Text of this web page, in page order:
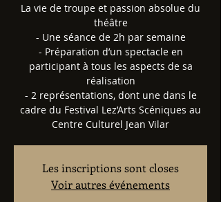
La vie de troupe et passion absolue du
théâtre
- Une séance de 2h par semaine
- Préparation d’un spectacle en
participant à tous les aspects de sa
réalisation
- 2 représentations, dont une dans le
cadre du Festival Lez’Arts Scéniques au
Centre Culturel Jean Vilar
Les inscriptions sont closes
Voir autres événements